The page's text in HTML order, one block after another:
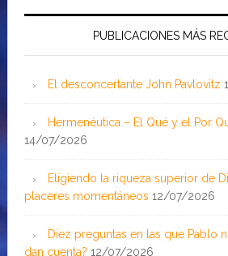
PUBLICACIONES MÁS
El desconcertante John Pavlovitz
Hermenéutica – El Qué y el Por
14/07/2026
Eligiendo la riqueza superior de
placeres momentáneos 12/07/2026
Diez preguntas en las que Pablo
dan cuenta? 12/07/2026